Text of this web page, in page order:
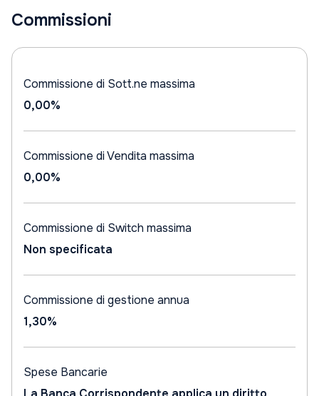
Commissioni
Commissione di Sott.ne massima
0,00%
Commissione di Vendita massima
0,00%
Commissione di Switch massima
Non specificata
Commissione di gestione annua
1,30%
Spese Bancarie